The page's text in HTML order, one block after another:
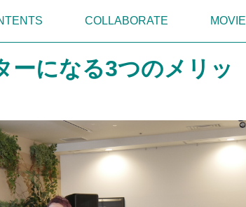
COLLABORATE MOVIE
ーになる3つのメリッ